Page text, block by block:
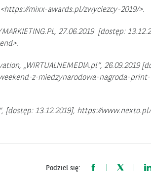
<https://mixx-awards.pl/zwyciezcy-2019/>.
27.06.2019 [dostęp:
„WIRTUALNEMEDIA.pl”, 26.09.2019
z-miedzynarodowa-nagroda-print-
[dostęp: 13.12.2019], https://
Podziel się: